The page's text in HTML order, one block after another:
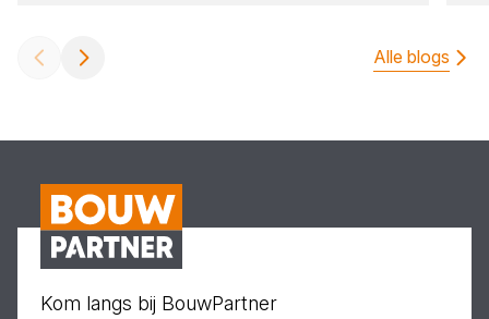
Alle blogs
Kom langs bij BouwPartner